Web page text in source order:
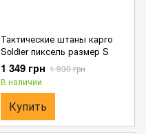
Тактические штаны карго
Soldier пиксель размер S
1 349 грн 1 930 грн
В наличии
Купить